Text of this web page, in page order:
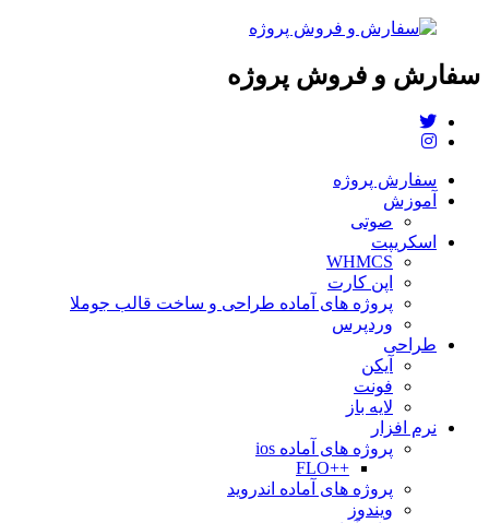
سفارش و فروش پروژه
سفارش پروژه
آموزش
صوتی
اسکریپت
WHMCS
اپن کارت
پروژه های آماده طراحی و ساخت قالب جوملا
وردپرس
طراحی
آیکن
فونت
لایه باز
نرم افزار
پروژه های آماده ios
++FLO
پروژه های آماده اندروید
ویندوز